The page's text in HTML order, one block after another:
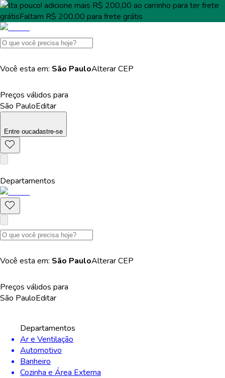
Falta pouco! adicione mais R$ 200,00 ao carrinho para terfrete
grátisFaltam R$ 200,00 para frete grátis
Você esta em: São PauloAlterarCEP
Preços válidos para
São PauloEditar
Entre oucadastre-se
Departamentos
Você esta em: São PauloAlterarCEP
Preços válidos para
São PauloEditar
Departamentos
Ar e Ventilação
Automotivo
Banheiro
Cozinha e Área Externa